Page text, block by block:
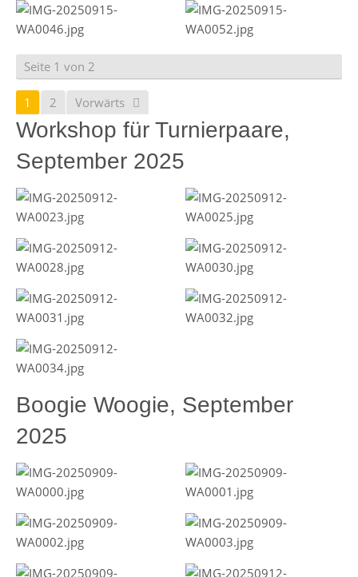
Seite 1 von 2
1 2 Vorwärts
Workshop für Turnierpaare,
September 2025
Boogie Woogie, September
2025